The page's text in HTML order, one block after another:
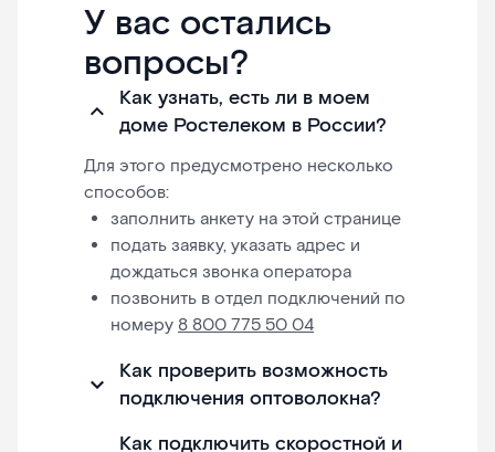
У вас остались
вопросы?
Как узнать, есть ли в моем
доме Ростелеком в России?
Для этого предусмотрено несколько
способов:
заполнить анкету на этой странице
подать заявку, указать адрес и
дождаться звонка оператора
позвонить в отдел подключений по
номеру8 800 775 50 04
Как проверить возможность
подключения оптоволокна?
Как подключить скоростной и